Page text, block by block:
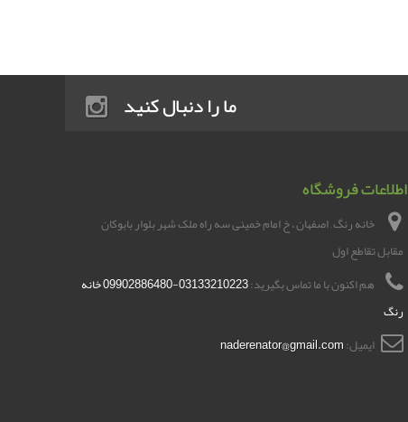
ما را دنبال کنید
اطلاعات فروشگاه
خانه رنگ , اصفهان ، خ امام خمینی سه راه ملک شهر بلوار بابوکان
مقابل تقاطع اول
هم اکنون با ما تماس بگیرید:
03133210223-09902886480 خانه
رنگ
ایمیل:naderenator@gmail.com